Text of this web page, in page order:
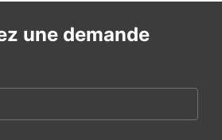
une demande